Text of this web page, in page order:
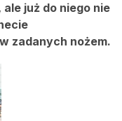
ale już do niego nie
zadanych nożem.